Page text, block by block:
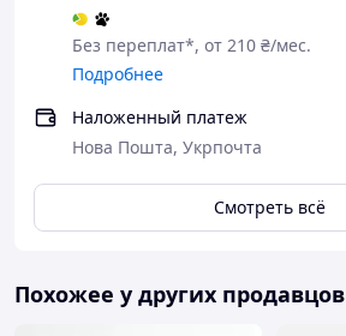
Без переплат*, от 210 ₴/мес.
Подробнее
Наложенный платеж
Нова Пошта, Укрпочта
Смотреть всё
Похожее у других продавцов